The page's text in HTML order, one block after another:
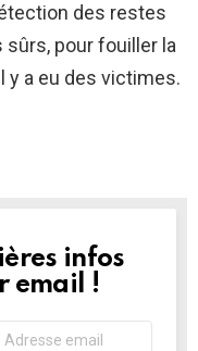
des restes
pour fouiller la
y a eu des victimes.
infos
email !